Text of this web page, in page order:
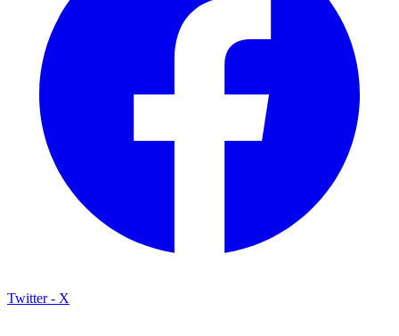
Twitter - X